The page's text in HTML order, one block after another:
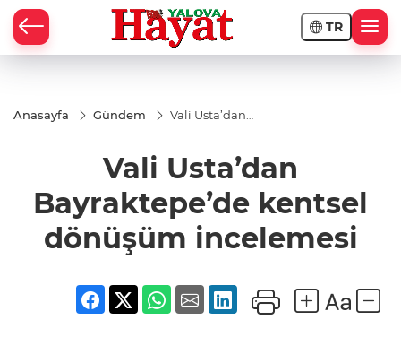
TR
Anasayfa Gündem
Vali Usta’dan
dönüşüm
incelemesi
Vali Usta’dan
Bayraktepe’de kentsel
dönüşüm incelemesi